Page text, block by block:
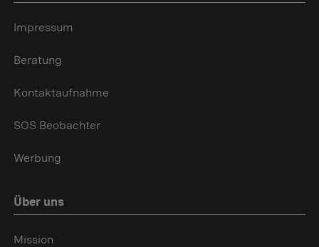
Impressum
Beratung
Kontaktaufnahme
SOS Beobachter
Werbung
Über uns
Mission